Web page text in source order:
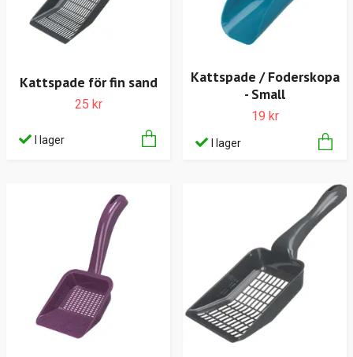
Kattspade för fin sand
25 kr
I lager
Kattspade / Foderskopa
- Small
19 kr
I lager